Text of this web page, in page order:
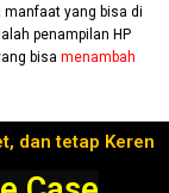
manfaat yang bisa di
penampilan HP
bisamenambah
dan tetap Keren